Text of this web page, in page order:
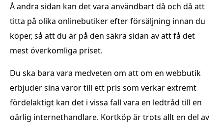
Å andra sidan kan det vara användbart då och då att
titta på olika onlinebutiker efter försäljning innan du
köper, så att du är på den säkra sidan av att få det
mest överkomliga priset.
Du ska bara vara medveten om att om en webbutik
erbjuder sina varor till ett pris som verkar extremt
fördelaktigt kan det i vissa fall vara en ledtråd till en
oärlig internethandlare. Kortköp är trots allt en del av